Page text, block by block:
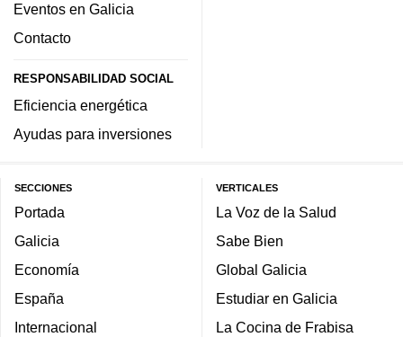
Eventos en Galicia
Contacto
RESPONSABILIDAD SOCIAL
Eficiencia energética
Ayudas para inversiones
SECCIONES
Portada
Galicia
Economía
España
Internacional
VERTICALES
La Voz de la Salud
Sabe Bien
Global Galicia
Estudiar en Galicia
La Cocina de Frabisa